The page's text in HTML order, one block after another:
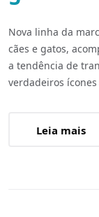
Nova linha da
cães e gatos,
a tendência de
verdadeiros
Leia mais